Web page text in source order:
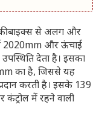
बाइक्स से अलग और
2020mm और ऊंचाई
देता है। इसका
का है, जिससे यह
करती है। इसके 139
में रहने वाली